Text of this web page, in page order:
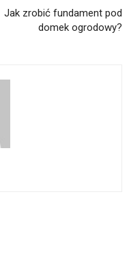
Jak zrobić fundament pod
domek ogrodowy?